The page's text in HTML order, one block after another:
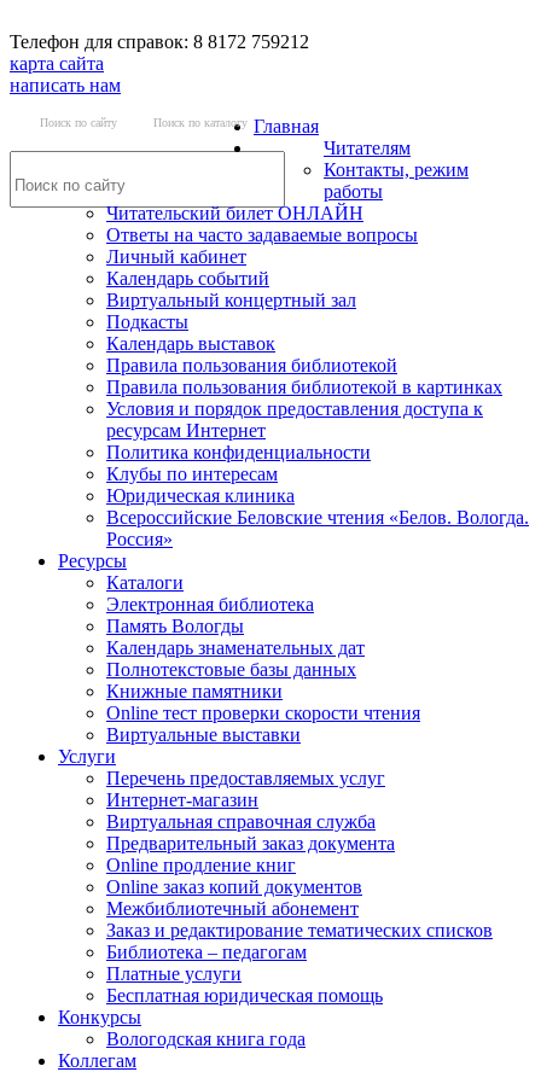
Телефон для справок: 8 8172 759212
карта сайта
написать нам
Поиск по сайту Поиск по каталогу Главная
Читателям
Контакты, режим
работы
Читательский билет ОНЛАЙН
Ответы на часто задаваемые вопросы
Личный кабинет
Календарь событий
Виртуальный концертный зал
Подкасты
Календарь выставок
Правила пользования библиотекой
Правила пользования библиотекой в картинках
Условия и порядок предоставления доступа к
ресурсам Интернет
Политика конфиденциальности
Клубы по интересам
Юридическая клиника
Всероссийские Беловские чтения «Белов. Вологда.
Россия»
Ресурсы
Каталоги
Электронная библиотека
Память Вологды
Календарь знаменательных дат
Полнотекстовые базы данных
Книжные памятники
Online тест проверки скорости чтения
Виртуальные выставки
Услуги
Перечень предоставляемых услуг
Интернет-магазин
Виртуальная справочная служба
Предварительный заказ документа
Online продление книг
Online заказ копий документов
Межбиблиотечный абонемент
Заказ и редактирование тематических списков
Библиотека – педагогам
Платные услуги
Бесплатная юридическая помощь
Конкурсы
Вологодская книга года
Коллегам